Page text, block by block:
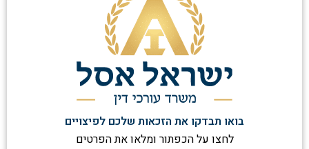
בואו תבדקו את הזכאות שלכם לפיצויים
לחצו על הכפתור ומלאו את הפרטים